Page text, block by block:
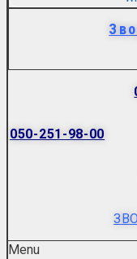
050-251-98-00
Menu